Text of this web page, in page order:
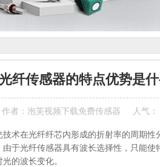
纤传感器的特点优势是
作者：泡芙视频下载免费传感器 人气：
术在光纤纤芯内形成的折射率的周期
于光纤传感器具有波长选择性，只能
的波长变化。